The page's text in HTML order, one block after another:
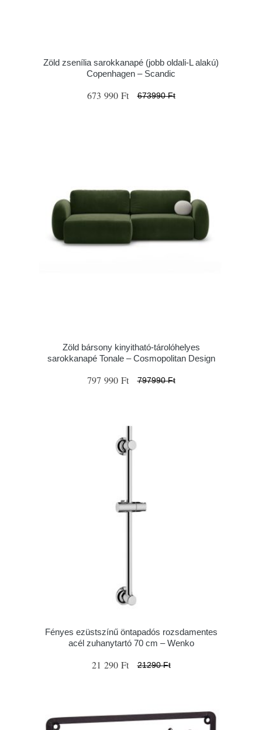
Zöld zsenília sarokkanapé (jobb oldali-L alakú)
Copenhagen – Scandic
673 990 Ft 673990 Ft
Zöld bársony kinyitható-tárolóhelyes
sarokkanapé Tonale – Cosmopolitan Design
797 990 Ft 797990 Ft
Fényes ezüstszínű öntapadós rozsdamentes
acél zuhanytartó 70 cm – Wenko
21 290 Ft 21290 Ft